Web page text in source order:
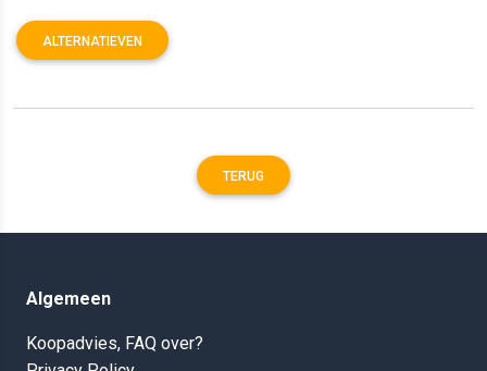
ALTERNATIEVEN
TERUG
Algemeen
Koopadvies, FAQ over?